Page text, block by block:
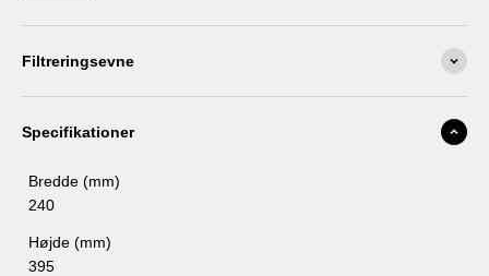
✔ Passer til Genvex GE 300
✔ Bestilles enkeltvis – mulighed for flere lag
Ønsker du en bedre løsning, kan du vælge vores
med kul
Filtreringsevne
Specifikationer
Bredde (mm)
240
Højde (mm)
395